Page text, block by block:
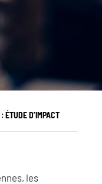
ÉTUDE D’IMPACT
les